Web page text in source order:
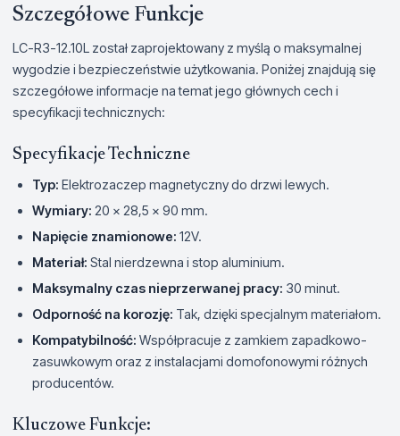
Szczegółowe Funkcje
LC-R3-12.10L został zaprojektowany z myślą o maksymalnej
wygodzie i bezpieczeństwie użytkowania. Poniżej znajdują się
szczegółowe informacje na temat jego głównych cech i
specyfikacji technicznych:
Specyfikacje Techniczne
Typ: Elektrozaczep magnetyczny do drzwi lewych.
Wymiary: 20 x 28,5 x 90 mm.
Napięcie znamionowe: 12V.
Materiał: Stal nierdzewna i stop aluminium.
Maksymalny czas nieprzerwanej pracy: 30 minut.
Odporność na korozję: Tak, dzięki specjalnym materiałom.
Kompatybilność: Współpracuje z zamkiem zapadkowo-
zasuwkowym oraz z instalacjami domofonowymi różnych
producentów.
Kluczowe Funkcje: